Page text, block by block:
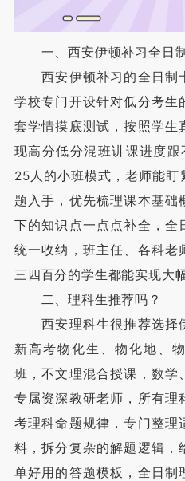
一、西安伊顿补习全日制
西安伊顿补习的全日制
学校专门开设针对低分考生
套学情摸底测试，按照学生
现高分低分混班讲课进度
25人的小班模式，老师能
题入手，优先梳理课本基础
下的知识点一点点补全，全
统一收纳，班主任、各科老
三四百分的学生都能实现大
二、理科生推荐吗？
西安理科生很推荐选择
新高考物化生、物化地、
班，不文理混合授课，数学
专属资深教研老师，所有理
考理科命题规律，专门整理
料，拆分复杂的解题逻辑，
单好用的答题模板，全日制